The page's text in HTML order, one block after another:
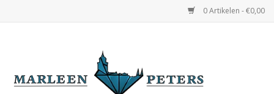
0 Artikelen - €0,00